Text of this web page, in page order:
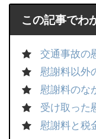
この記事でわ
交通事故の
慰謝料以外
慰謝料のな
受け取った
慰謝料と税